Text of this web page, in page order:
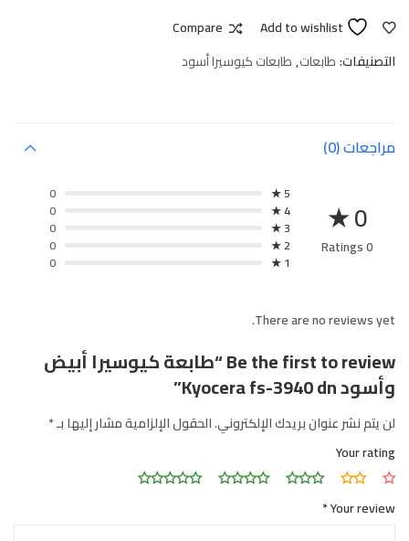
Add to wishlist
Compare
التصنيفات:طابعات,طابعات كيوسيرا أسود
مراجعات (0)
0 ★
0 Ratings
5 ★
0
4 ★
0
3 ★
0
2 ★
0
1 ★
0
There are no reviews yet.
Be the first to review “طابعة كيوسيرا أبيض
وأسود Kyocera fs-3940 dn”
لن يتم نشر عنوان بريدك الإلكتروني.الحقول الإلزامية مشار إليها بـ*
Your rating
Your review
*